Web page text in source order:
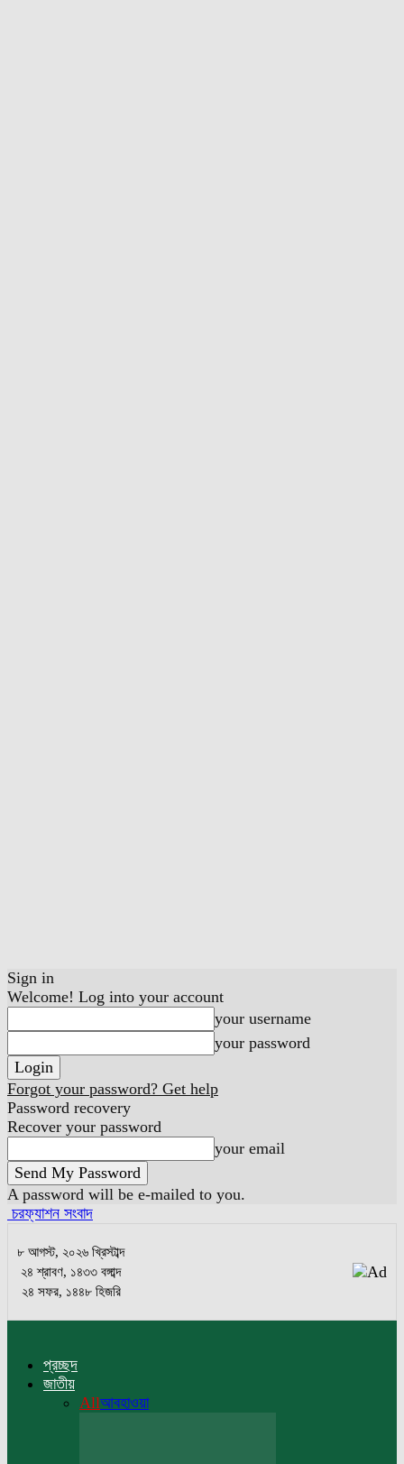
Sign in
Welcome! Log into your account
your username
your password
Forgot your password? Get help
Password recovery
Recover your password
your email
A password will be e-mailed to you.
চরফ্যাশন সংবাদ
৮ আগস্ট, ২০২৬ খ্রিস্টাব্দ
২৪ শ্রাবণ, ১৪৩৩ বঙ্গাব্দ
২৪ সফর, ১৪৪৮ হিজরি
প্রচ্ছদ
জাতীয়
Allআবহাওয়া